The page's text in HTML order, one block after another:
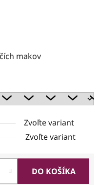
makov
Zvoľte variant
Zvoľte variant
DO KOŠÍKA